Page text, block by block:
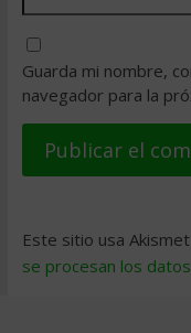
Guarda mi nombre,
navegador para la
Este sitio usa
se procesan los